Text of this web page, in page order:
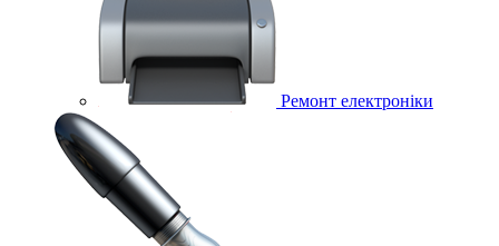
Ремонт електроніки